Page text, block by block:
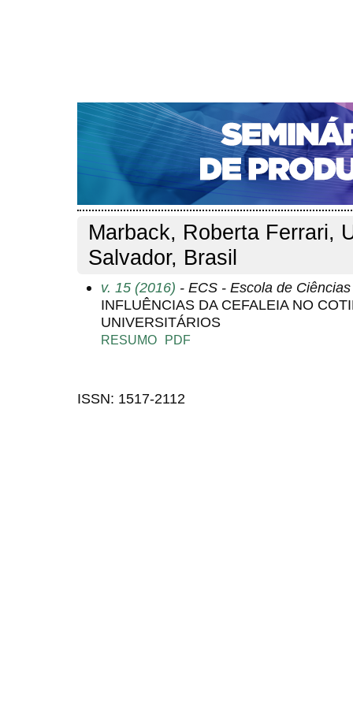
CAPA SOBRE ACESSO
NOTÍCIAS
PORTAL DE REVISTAS DA UNIFACS
Pesquisa > Perfil do autor
Perfil do autor
Marback, Roberta Ferrari,
Salvador, Brasil
v. 15 (2016) - ECS - Escola de
INFLUÊNCIAS DA CEFALEIA NO
UNIVERSITÁRIOS
RESUMO PDF
ISSN: 1517-2112